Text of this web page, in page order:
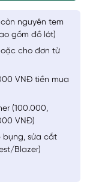
nguyên tem
gồm đồ lót)
cho đơn từ
VNĐ tiền mua
(100.000,
VNĐ)
bụng, sửa cắt
Blazer)